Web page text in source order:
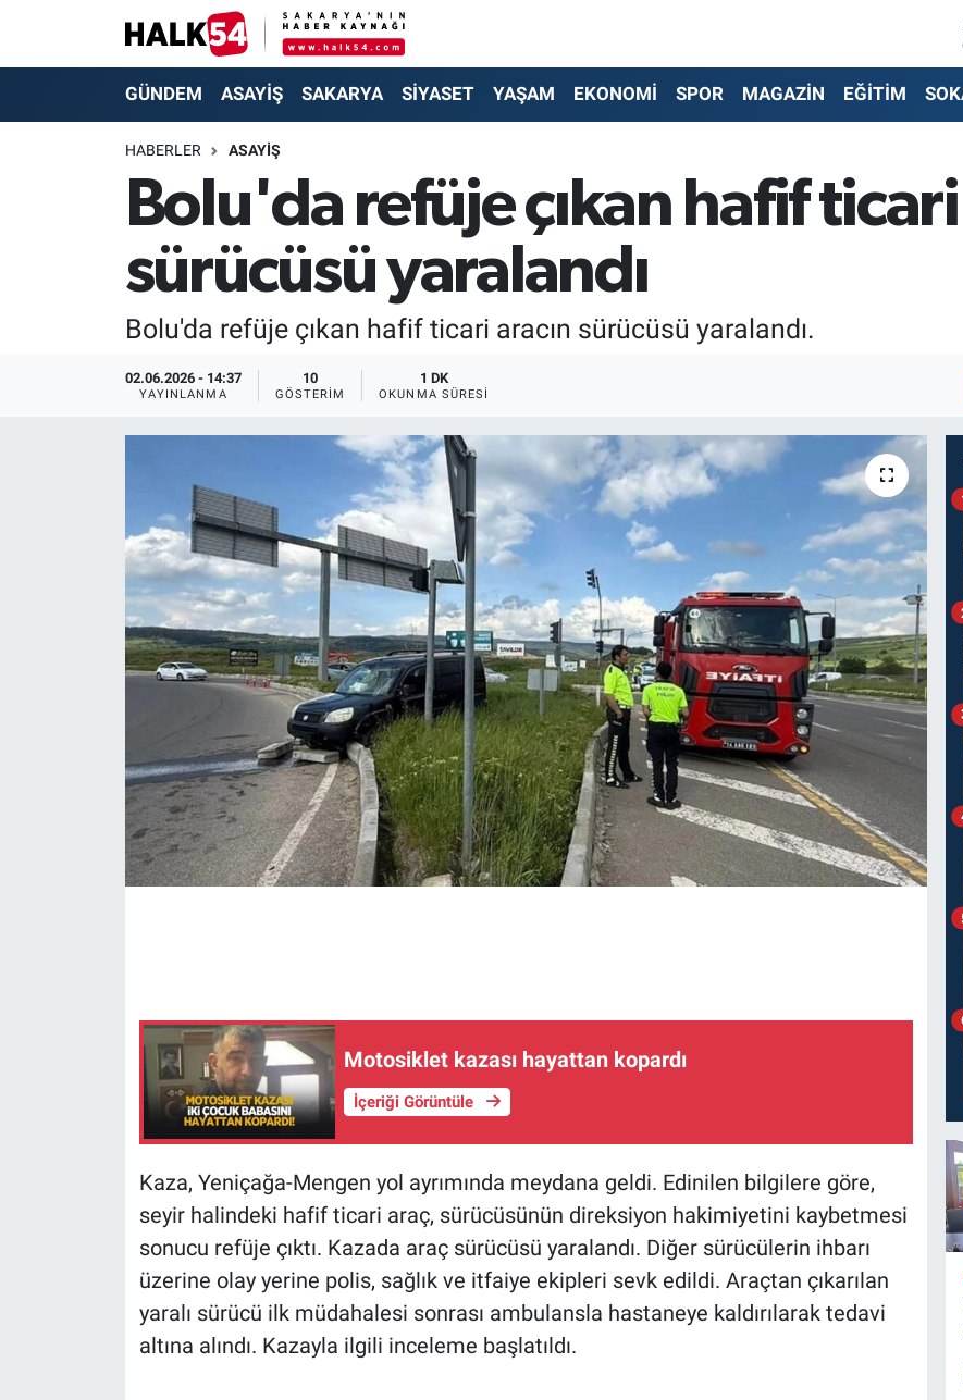
GÜNDEM ASAYİŞ SAKARYA SİYASET YAŞAM EKONOMİ SPOR MAGAZİN EĞİTİM
HABERLER ASAYİŞ
Bolu'da refüje çıkan hafif ticari
sürücüsü yaralandı
Bolu'da refüje çıkan hafif ticari aracın sürücüsü yaralandı.
02.06.2026 - 14:37
YAYINLANMA
10
GÖSTERIM
1 DK
OKUNMA SÜRESI
Motosiklet kazası hayattan kopardı
İçeriği Görüntüle
Kaza, Yeniçağa-Mengen yol ayrımında meydana geldi. Edinilen bilgilere göre,
seyir halindeki hafif ticari araç, sürücüsünün direksiyon hakimiyetini kaybetmesi
sonucu refüje çıktı. Kazada araç sürücüsü yaralandı. Diğer sürücülerin ihbarı
üzerine olay yerine polis, sağlık ve itfaiye ekipleri sevk edildi. Araçtan çıkarılan
yaralı sürücü ilk müdahalesi sonrası ambulansla hastaneye kaldırılarak tedavi
altına alındı. Kazayla ilgili inceleme başlatıldı.
GÜNDEM
MAGAZİN
ÖZEL HABER
HALK54 PANORAMA
Adapazarı Nöbetçi Eczaneler
Adapazarı Trafik Yoğunluk Haritası
Süper Lig Puan Durumu ve Fikstür